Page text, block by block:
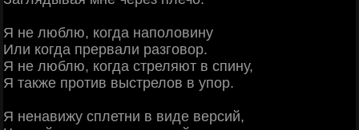
Я не люблю, когда наполовину
Или когда прервали разговор.
Я не люблю, когда стреляют в спину,
Я также против выстрелов в упор.
Я ненавижу сплетни в виде версий,